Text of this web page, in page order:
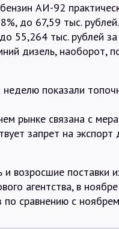
АИ-92
до 67,59 тыс.
55,264 тыс. рублей
дизель, наоборот,
показали
рынке связана с
запрет на
возросшие поставки
агентства, в
сравнению с